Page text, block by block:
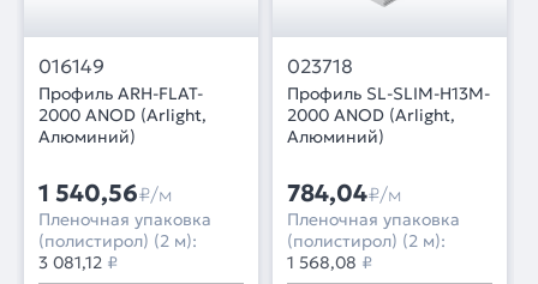
016149
Профиль ARH-FLAT-
2000 ANOD (Arlight,
Алюминий)
1 540,56₽/м
Пленочная упаковка
(полистирол) (2 м):
3 081,12 ₽
023718
Профиль SL-SLIM-H13M-
2000 ANOD (Arlight,
Алюминий)
784,04₽/м
Пленочная упаковка
(полистирол) (2 м):
1 568,08 ₽